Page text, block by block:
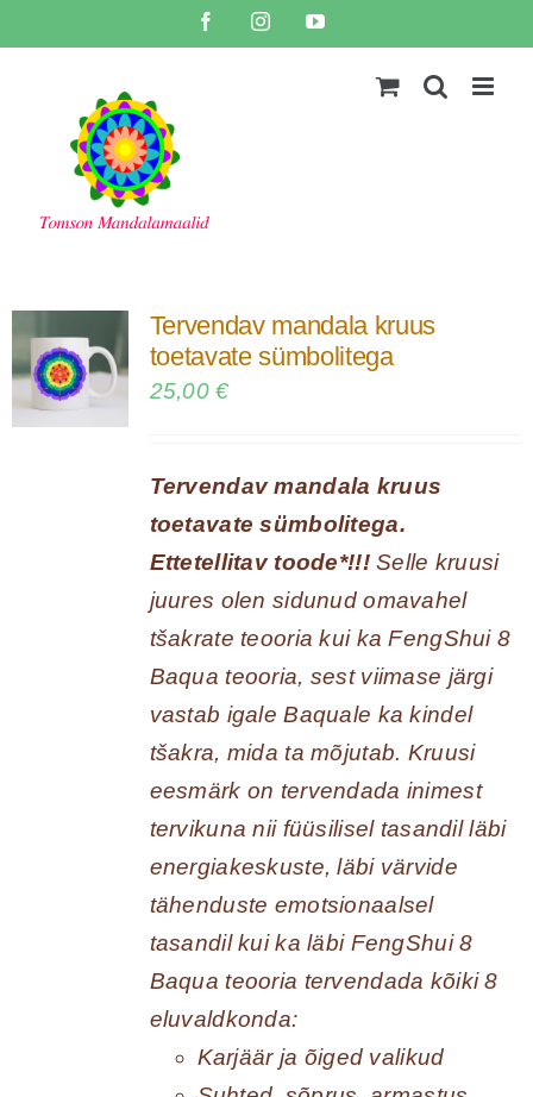
to
FacebookInstagramYouTube
Tervendav mandala kruus
toetavate sümbolitega
25,00€
Tervendav mandala kruus
toetavate sümbolitega.
Ettetellitav toode*!!!Selle kruusi
juures olen sidunud omavahel
tšakrate teooria kui ka FengShui 8
Baqua teooria, sest viimase järgi
vastab igale Baquale ka kindel
tšakra, mida ta mõjutab. Kruusi
eesmärk on tervendada inimest
tervikuna nii füüsilisel tasandil läbi
energiakeskuste, läbi värvide
tähenduste emotsionaalsel
tasandil kui ka läbi FengShui 8
Baqua teooria tervendada kõiki 8
eluvaldkonda:
Karjäär ja õiged valikud